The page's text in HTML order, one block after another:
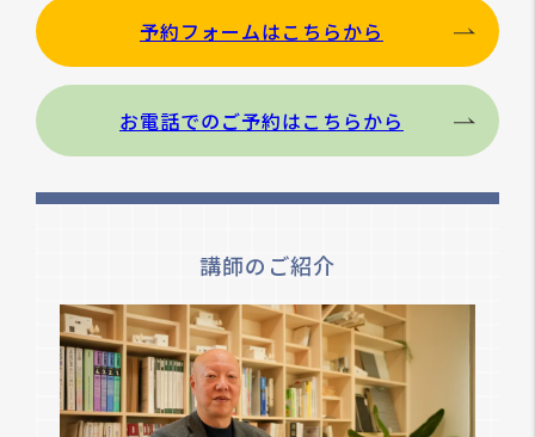
予約フォームはこちらから
お電話でのご予約はこちらから
講師のご紹介